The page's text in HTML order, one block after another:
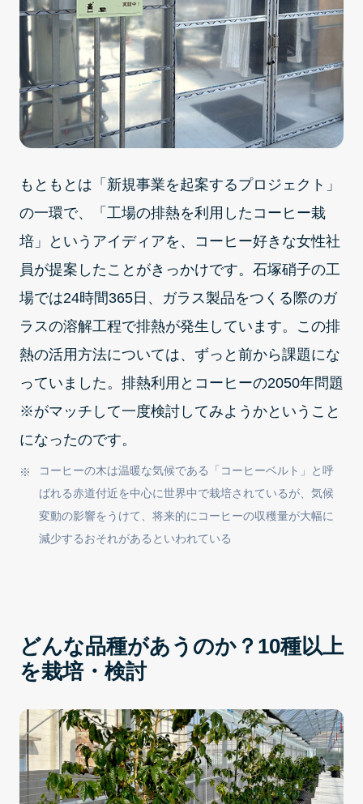
もともとは「新規事業を起案するプロジェクト」
の一環で、「工場の排熱を利用したコーヒー栽
培」というアイディアを、コーヒー好きな女性社
員が提案したことがきっかけです。石塚硝子の工
場では24時間365日、ガラス製品をつくる際のガ
ラスの溶解工程で排熱が発生しています。この排
熱の活用方法については、ずっと前から課題にな
っていました。排熱利用とコーヒーの2050年問題
※がマッチして一度検討してみようかということ
になったのです。
コーヒーの木は温暖な気候である「コーヒーベルト」と呼
ばれる赤道付近を中心に世界中で栽培されているが、気候
変動の影響をうけて、将来的にコーヒーの収穫量が大幅に
減少するおそれがあるといわれている
どんな品種があうのか？10種以上
を栽培・検討